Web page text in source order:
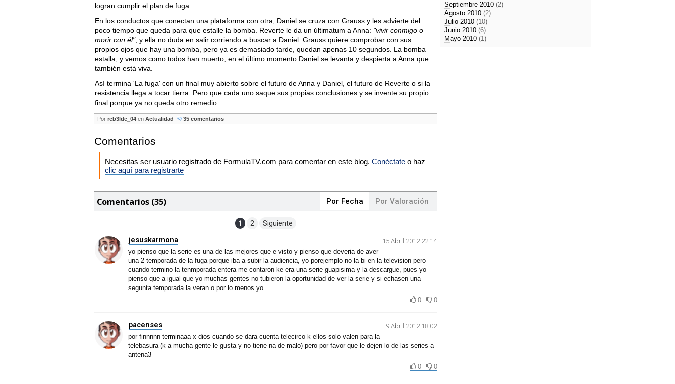
logran cumplir el plan de fuga.
En los conductos que conectan una plataforma con otra, Daniel se cruza con Grauss y les advierte del
poco tiempo que queda para que estalle la bomba. Reverte le da un últimatum a Anna: "vivir conmigo o
morir con él", y ella no duda en salir corriendo a buscar a Daniel. Grauss quiere comprobar con sus
propios ojos que hay una bomba, pero ya es demasiado tarde, quedan apenas 10 segundos. La bomba
estalla, y vemos como todos han muerto, en el último momento Daniel se levanta y despierta a Anna que
también está viva.
Así termina 'La fuga' con un final muy abierto sobre el futuro de Anna y Daniel, el futuro de Reverte o si la
resistencia llega a tocar tierra. Pero que cada uno saque sus propias conclusiones y se invente su propio
final porque ya no queda otro remedio.
Por reb3lde_04 en Actualidad 35 comentarios
Comentarios
Necesitas ser usuario registrado de FormulaTV.com para comentar en este blog. Conéctate o haz
clic aquí para registrarte
Comentarios (35) Por Fecha Por Valoración
1 2 Siguiente
jesuskarmona
15 Abril 2012 22:14
yo pienso que la serie es una de las mejores que e visto y pienso que deveria de aver
una 2 temporada de la fuga porque iba a subir la audiencia, yo porejemplo no la bi en la television pero
cuando termino la tenmporada entera me contaron ke era una serie guapisima y la descargue, pues yo
pienso que a igual que yo muchas gentes no tubieron la oportunidad de ver la serie y si echasen una
segunta temporada la veran o por lo menos yo
0
0
pacenses
9 Abril 2012 18:02
por finnnnn terminaaa x dios cuando se dara cuenta telecirco k ellos solo valen para la
telebasura (k a mucha gente le gusta y no tiene na de malo) pero por favor que le dejen lo de las series a
antena3
0
0
Septiembre 2010 (2)
Agosto 2010 (2)
Julio 2010 (10)
Junio 2010 (6)
Mayo 2010 (1)